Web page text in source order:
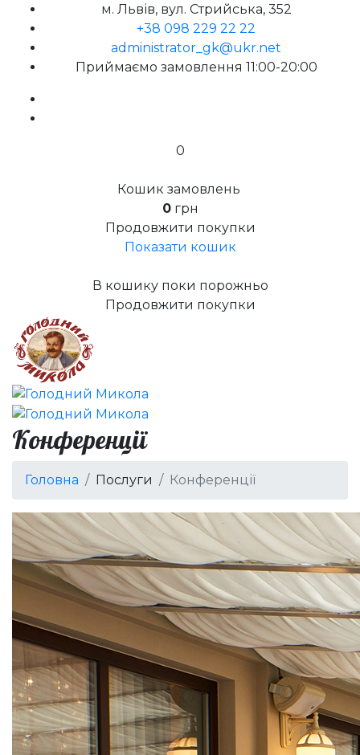
м. Львів, вул. Стрийська, 352
+38 098 229 22 22
administrator_gk@ukr.net
Приймаємо замовлення 11:00-20:00
0
Кошик замовлень
0грн
Продовжити покупки
Показати кошик
В кошику поки порожньо
Продовжити покупки
Конференції
Головна Послуги Конференції